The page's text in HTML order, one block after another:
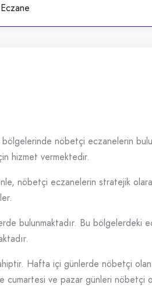
nöbetçi eczanelerin
hizmet vermektedir.
nöbetçi eczanelerin stratejik
bulunmaktadır. Bu bölgelerdeki
Hafta içi günlerde nöbetçi
cumartesi ve pazar günleri nöbetçi